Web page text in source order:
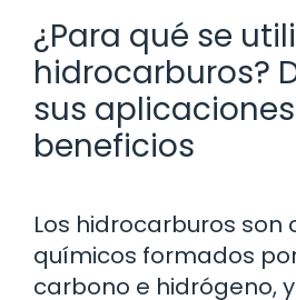
¿Para qué se
hidrocarburos?
sus
beneficios
Los hidrocarburos son
químicos formados
carbono e hidrógeno,